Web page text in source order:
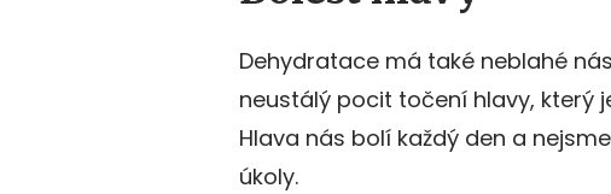
Dehydratace má také neblahé
neustálý pocit točení hlavy, který
Hlava nás bolí každý den a
úkoly.